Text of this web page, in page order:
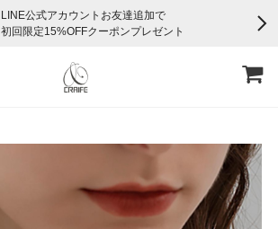
LINE公式アカウントお友達追加で
初回限定15%OFFクーポンプレゼント